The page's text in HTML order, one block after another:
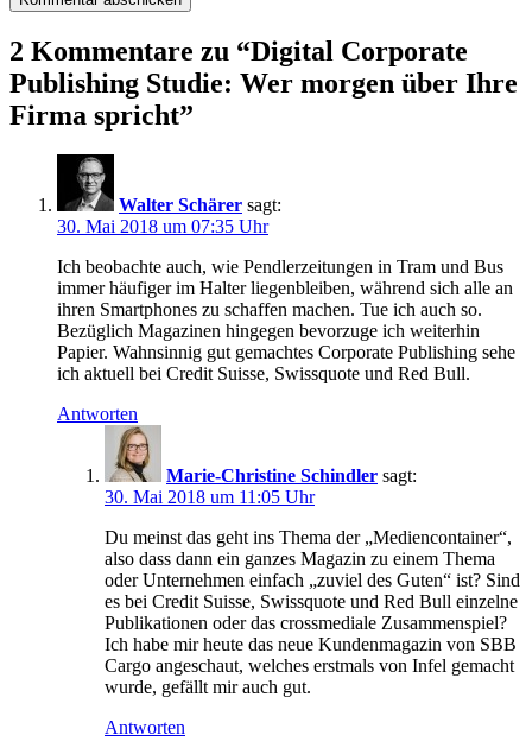
2 Kommentare zu “Digital Corporate
Publishing Studie: Wer morgen über Ihre
Firma spricht”
Walter Schärer sagt:
30. Mai 2018 um 07:35 Uhr
Ich beobachte auch, wie Pendlerzeitungen in Tram und Bus
immer häufiger im Halter liegenbleiben, während sich alle an
ihren Smartphones zu schaffen machen. Tue ich auch so.
Bezüglich Magazinen hingegen bevorzuge ich weiterhin
Papier. Wahnsinnig gut gemachtes Corporate Publishing sehe
ich aktuell bei Credit Suisse, Swissquote und Red Bull.
Antworten
Marie-Christine Schindler sagt:
30. Mai 2018 um 11:05 Uhr
Du meinst das geht ins Thema der „Mediencontainer“,
also dass dann ein ganzes Magazin zu einem Thema
oder Unternehmen einfach „zuviel des Guten“ ist? Sind
es bei Credit Suisse, Swissquote und Red Bull einzelne
Publikationen oder das crossmediale Zusammenspiel?
Ich habe mir heute das neue Kundenmagazin von SBB
Cargo angeschaut, welches erstmals von Infel gemacht
wurde, gefällt mir auch gut.
Antworten